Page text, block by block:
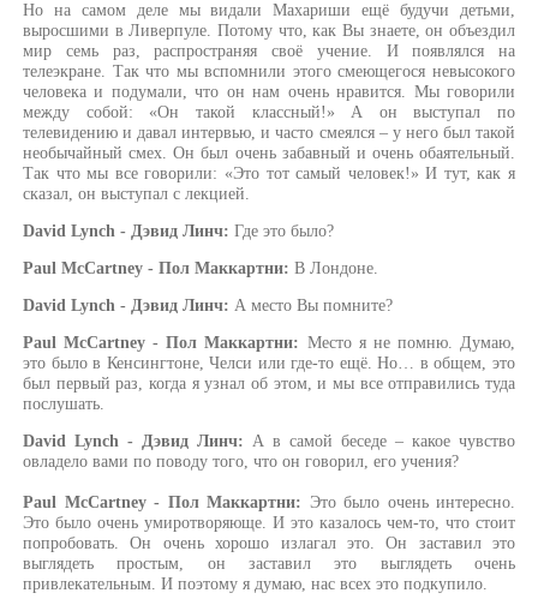
Но на самом деле мы видали Махариши ещё будучи детьми,
выросшими в Ливерпуле. Потому что, как Вы знаете, он объездил
мир семь раз, распространяя своё учение. И появлялся на
телеэкране. Так что мы вспомнили этого смеющегося невысокого
человека и подумали, что он нам очень нравится. Мы говорили
между собой: «Он такой классный!» А он выступал по
телевидению и давал интервью, и часто смеялся – у него был такой
необычайный смех. Он был очень забавный и очень обаятельный.
Так что мы все говорили: «Это тот самый человек!» И тут, как я
сказал, он выступал с лекцией.
David Lynch - Дэвид Линч: Где это было?
Paul McCartney - Пол Маккартни: В Лондоне.
David Lynch - Дэвид Линч: А место Вы помните?
Paul McCartney - Пол Маккартни: Место я не помню. Думаю,
это было в Кенсингтоне, Челси или где-то ещё. Но… в общем, это
был первый раз, когда я узнал об этом, и мы все отправились туда
послушать.
David Lynch - Дэвид Линч: А в самой беседе – какое чувство
овладело вами по поводу того, что он говорил, его учения?
Paul McCartney - Пол Маккартни: Это было очень интересно.
Это было очень умиротворяюще. И это казалось чем-то, что стоит
попробовать. Он очень хорошо излагал это. Он заставил это
выглядеть простым, он заставил это выглядеть очень
привлекательным. И поэтому я думаю, нас всех это подкупило.